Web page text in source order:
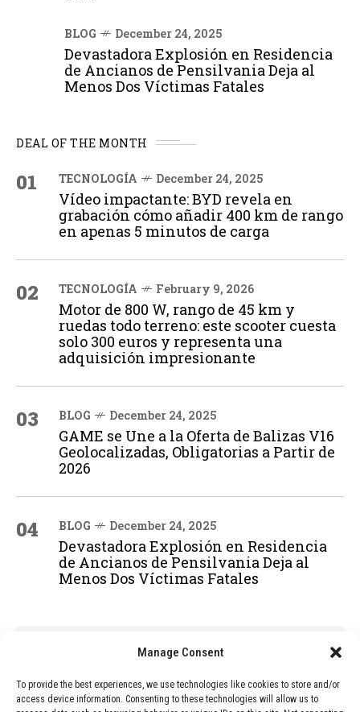
Manage Consent
To provide the best experiences, we use technologies like cookies to store and/or
access device information. Consenting to these technologies will allow us to
BLOG December 24, 2025
Devastadora Explosión en Residencia
de Ancianos de Pensilvania Deja al
Menos Dos Víctimas Fatales
DEAL OF THE MONTH
01 TECNOLOGÍA December 24, 2025
Vídeo impactante: BYD revela en
grabación cómo añadir 400 km de rango
en apenas 5 minutos de carga
02 TECNOLOGÍA February 9, 2026
Motor de 800 W, rango de 45 km y
ruedas todo terreno: este scooter cuesta
solo 300 euros y representa una
adquisición impresionante
03 BLOG December 24, 2025
GAME se Une a la Oferta de Balizas V16
Geolocalizadas, Obligatorias a Partir de
2026
04 BLOG December 24, 2025
Devastadora Explosión en Residencia
de Ancianos de Pensilvania Deja al
Menos Dos Víctimas Fatales